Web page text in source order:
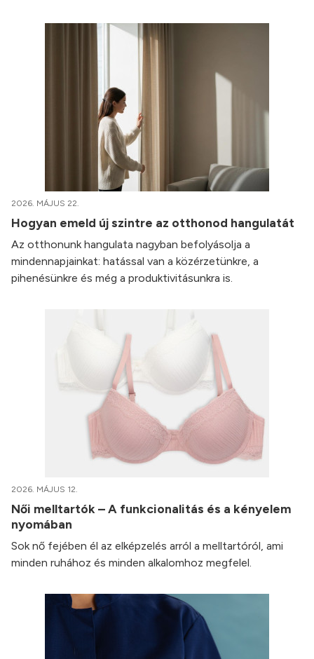
2026. MÁJUS 22.
Hogyan emeld új szintre az otthonod hangulatát
Az otthonunk hangulata nagyban befolyásolja a
mindennapjainkat: hatással van a közérzetünkre, a
pihenésünkre és még a produktivitásunkra is.
2026. MÁJUS 12.
Női melltartók – A funkcionalitás és a kényelem
nyomában
Sok nő fejében él az elképzelés arról a melltartóról, ami
minden ruhához és minden alkalomhoz megfelel.